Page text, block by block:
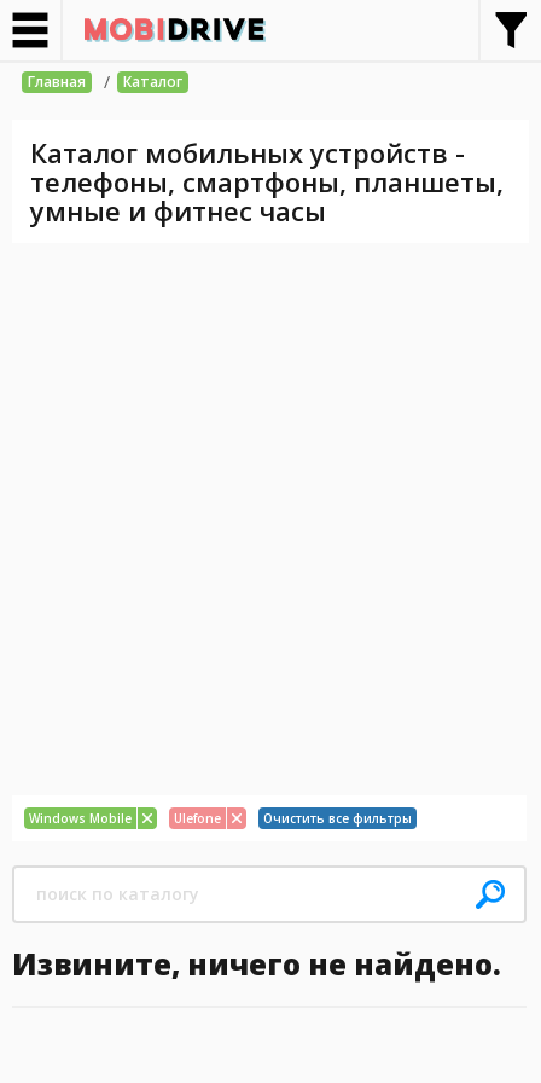
Главная / Каталог
Каталог мобильных устройств -
телефоны, смартфоны, планшеты,
умные и фитнес часы
Windows Mobile Ulefone Очистить все фильтры
Извините, ничего не найдено.